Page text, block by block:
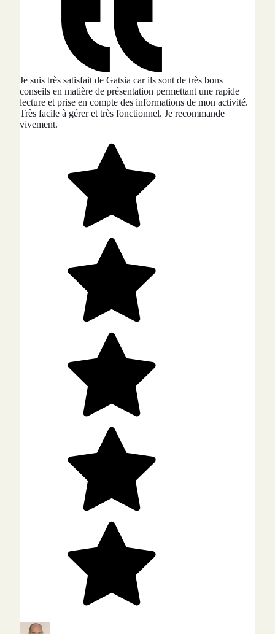
Je suis très satisfait de Gatsia car ils sont de très bons
conseils en matière de présentation permettant une rapide
lecture et prise en compte des informations de mon activité.
Très facile à gérer et très fonctionnel. Je recommande
vivement.